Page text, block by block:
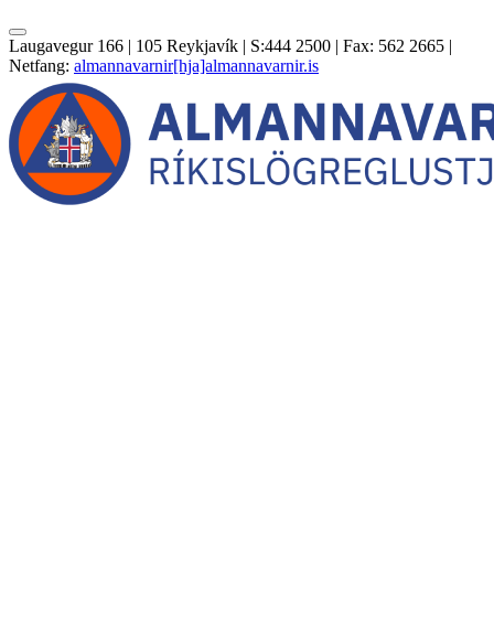
Laugavegur 166 | 105 Reykjavík | S:444 2500 | Fax: 562 2665 |
Netfang: almannavarnir[hja]almannavarnir.is